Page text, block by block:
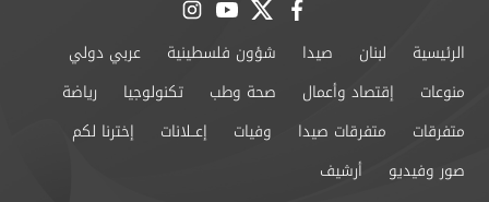
facebook
twitter
youtube
instagram
الرئيسية لبنان صيدا شؤون فلسطينية
عربي دولي
منوعات
إقتصاد وأعمال صحة وطب تكنولوجيا
رياضة
متفرقات
متفرقات صيدا وفيات إعــلانات
إخترنا لكم
صور وفيديو
أرشيف